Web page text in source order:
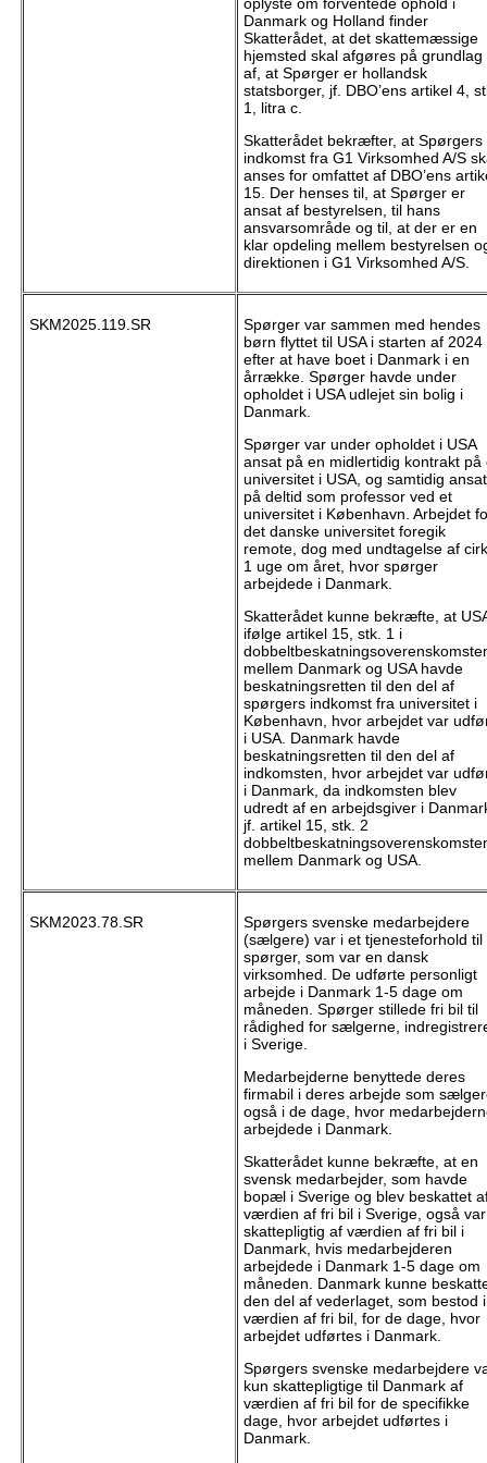
Danmark og Holland finder
Skatterådet, at det skattemæssige
hjemsted skal afgøres på grundlag
af, at Spørger er hollandsk
statsborger, jf. DBO’ens artikel 4,
1, litra c.
Skatterådet bekræfter, at Spørgers
indkomst fra G1 Virksomhed A/S
anses for omfattet af DBO’ens
15. Der henses til, at Spørger er
ansat af bestyrelsen, til hans
ansvarsområde og til, at der er en
klar opdeling mellem bestyrelsen
direktionen i G1 Virksomhed A/S.
SKM2025.119.SR
Spørger var sammen med hendes
børn flyttet til USA i starten af 2024
efter at have boet i Danmark i en
årrække. Spørger havde under
opholdet i USA udlejet sin bolig i
Danmark.
Spørger var under opholdet i USA
ansat på en midlertidig kontrakt på
universitet i USA, og samtidig ansat
på deltid som professor ved et
universitet i København. Arbejdet
det danske universitet foregik
remote, dog med undtagelse af
1 uge om året, hvor spørger
arbejdede i Danmark.
Skatterådet kunne bekræfte, at
ifølge artikel 15, stk. 1 i
mellem Danmark og USA havde
beskatningsretten til den del af
spørgers indkomst fra universitet i
København, hvor arbejdet var
i USA. Danmark havde
beskatningsretten til den del af
indkomsten, hvor arbejdet var
i Danmark, da indkomsten blev
udredt af en arbejdsgiver i
jf. artikel 15, stk. 2
mellem Danmark og USA.
SKM2023.78.SR
Spørgers svenske medarbejdere
(sælgere) var i et tjenesteforhold til
spørger, som var en dansk
virksomhed. De udførte personligt
arbejde i Danmark 1-5 dage om
måneden. Spørger stillede fri bil til
rådighed for sælgerne,
i Sverige.
Medarbejderne benyttede deres
firmabil i deres arbejde som
også i de dage, hvor
arbejdede i Danmark.
Skatterådet kunne bekræfte, at en
svensk medarbejder, som havde
bopæl i Sverige og blev beskattet
værdien af fri bil i Sverige, også var
skattepligtig af værdien af fri bil i
Danmark, hvis medarbejderen
arbejdede i Danmark 1-5 dage om
måneden. Danmark kunne
den del af vederlaget, som bestod i
værdien af fri bil, for de dage, hvor
arbejdet udførtes i Danmark.
Spørgers svenske medarbejdere
kun skattepligtige til Danmark af
værdien af fri bil for de specifikke
dage, hvor arbejdet udførtes i
Danmark.